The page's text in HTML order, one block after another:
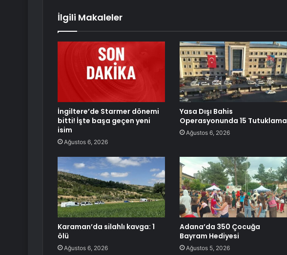
İlgili Makaleler
İngiltere’de Starmer dönemi
bitti! İşte başa geçen yeni
isim
Ağustos 6, 2026
Yasa Dışı Bahis
Operasyonunda 15 Tutuklama
Ağustos 6, 2026
Karaman’da silahlı kavga: 1
ölü
Ağustos 6, 2026
Adana’da 350 Çocuğa
Bayram Hediyesi
Ağustos 5, 2026